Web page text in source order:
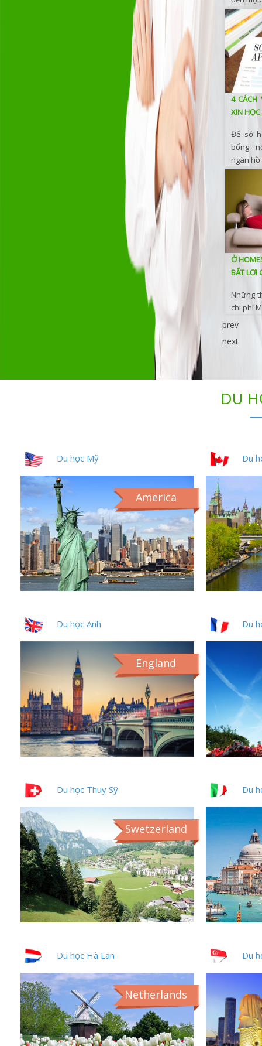
4 CÁCH
XIN
Để sở
bổng
ngàn hồ
Ở
BẤT LỢI
Những
chi phí
prev
next
DU
Du học Mỹ
America
Du
Du học Anh
England
Du
Du học Thuỵ Sỹ
Swetzerland
Du
Du học Hà Lan
Netherlands
Du